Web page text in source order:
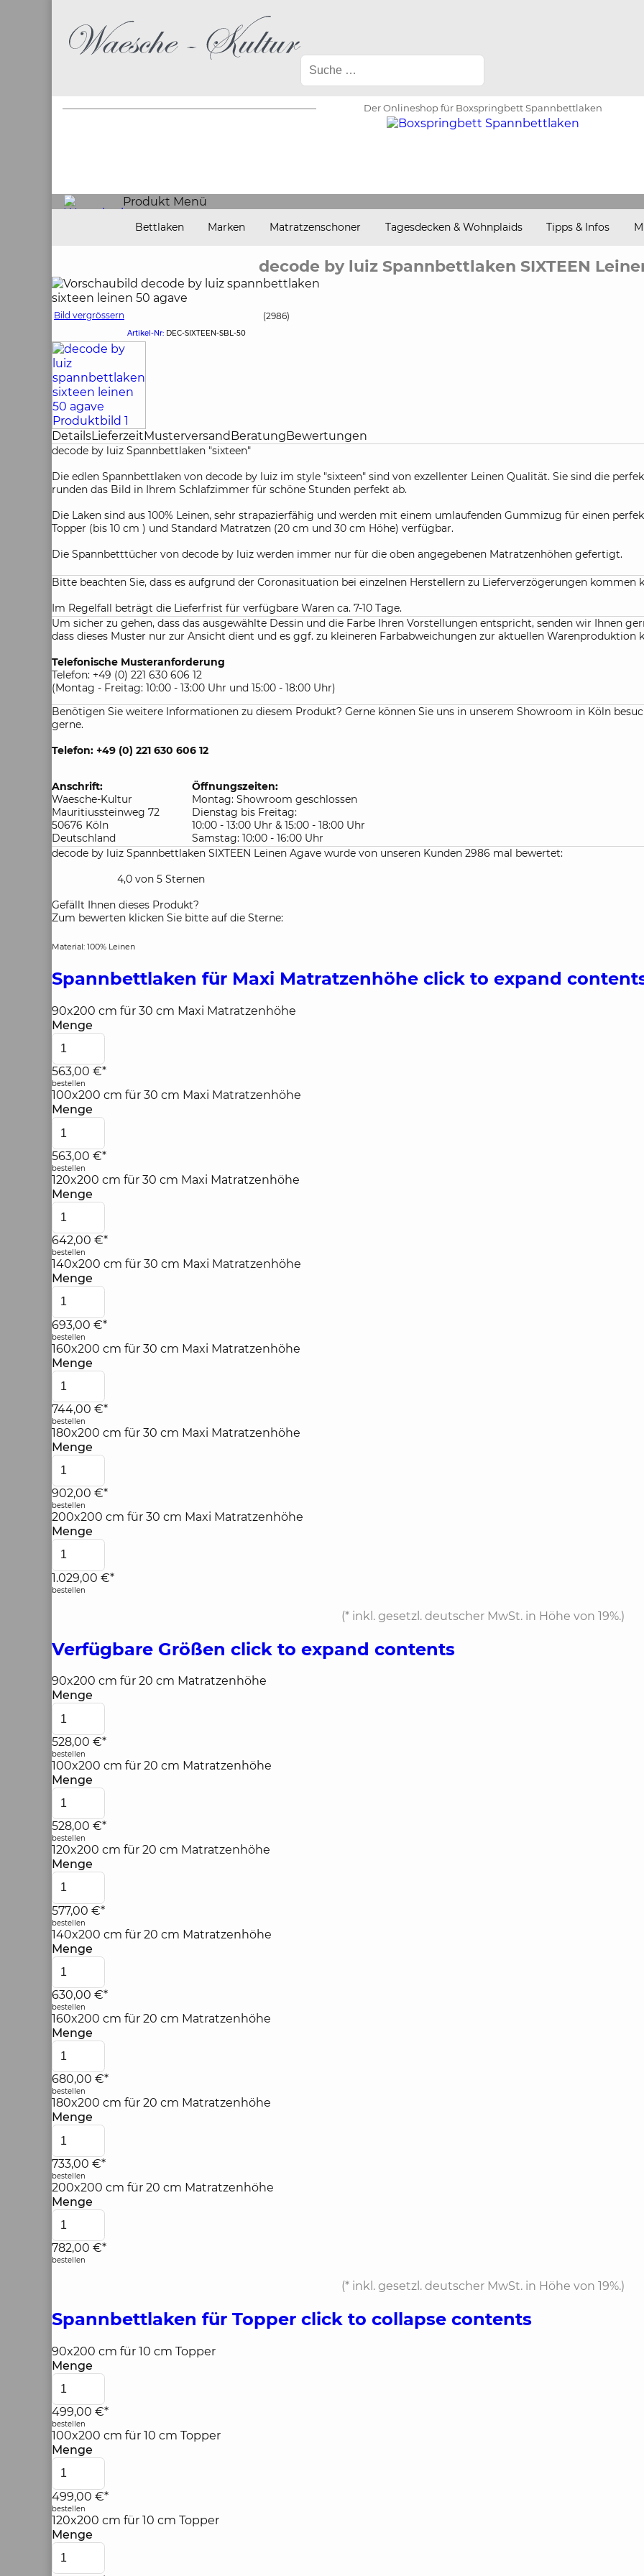
Der Onlineshop für Boxspringbett Spannbettlaken
Produkt Menü
Bettlaken Marken Matratzenschoner Tagesdecken & Wohnplaids Tipps & Infos
decode by luiz Spannbettlaken SIXTEEN
Bild vergrössern (2986)
Artikel-Nr: DEC-SIXTEEN-SBL-50
DetailsLieferzeit Musterversand Beratung Bewertungen
decode by luiz Spannbettlaken "sixteen"
Die edlen Spannbettlaken von decode by luiz im style "sixteen" sind von exzellenter Leinen Qualität. Sie sind die
runden das Bild in Ihrem Schlafzimmer für schöne Stunden perfekt ab.
Die Laken sind aus 100% Leinen, sehr strapazierfähig und werden mit einem umlaufenden Gummizug für einen
Topper (bis 10 cm ) und Standard Matratzen (20 cm und 30 cm Höhe) verfügbar.
Die Spannbetttücher von decode by luiz werden immer nur für die oben angegebenen Matratzenhöhen gefertigt.
Bitte beachten Sie, dass es aufgrund der Coronasituation bei einzelnen Herstellern zu Lieferverzögerungen kommen
Im Regelfall beträgt die Lieferfrist für verfügbare Waren ca. 7-10 Tage.
Um sicher zu gehen, dass das ausgewählte Dessin und die Farbe Ihren Vorstellungen entspricht, senden wir Ihnen
dass dieses Muster nur zur Ansicht dient und es ggf. zu kleineren Farbabweichungen zur aktuellen Warenproduktion
Telefonische Musteranforderung
Telefon: +49 (0) 221 630 606 12
(Montag - Freitag: 10:00 - 13:00 Uhr und 15:00 - 18:00 Uhr)
Benötigen Sie weitere Informationen zu diesem Produkt? Gerne können Sie uns in unserem Showroom in Köln
gerne.
Telefon: +49 (0) 221 630 606 12
Anschrift:
Waesche-Kultur
Mauritiussteinweg 72
50676 Köln
Deutschland
Öffnungszeiten:
Montag: Showroom geschlossen
Dienstag bis Freitag:
10:00 - 13:00 Uhr & 15:00 - 18:00 Uhr
Samstag: 10:00 - 16:00 Uhr
decode by luiz Spannbettlaken SIXTEEN Leinen Agave wurde von unseren Kunden 2986 mal bewertet:
4,0 von 5 Sternen
Gefällt Ihnen dieses Produkt?
Zum bewerten klicken Sie bitte auf die Sterne:
Material: 100% Leinen
Spannbettlaken für Maxi Matratzenhöhe click to expand
90x200 cm für 30 cm Maxi Matratzenhöhe
Menge
563,00 €*
bestellen
100x200 cm für 30 cm Maxi Matratzenhöhe
Menge
563,00 €*
bestellen
120x200 cm für 30 cm Maxi Matratzenhöhe
Menge
642,00 €*
bestellen
140x200 cm für 30 cm Maxi Matratzenhöhe
Menge
693,00 €*
bestellen
160x200 cm für 30 cm Maxi Matratzenhöhe
Menge
744,00 €*
bestellen
180x200 cm für 30 cm Maxi Matratzenhöhe
Menge
902,00 €*
bestellen
200x200 cm für 30 cm Maxi Matratzenhöhe
Menge
1.029,00 €*
bestellen
(* inkl. gesetzl. deutscher MwSt. in Höhe von 19%.)
Verfügbare Größen click to expand contents
90x200 cm für 20 cm Matratzenhöhe
Menge
528,00 €*
bestellen
100x200 cm für 20 cm Matratzenhöhe
Menge
528,00 €*
bestellen
120x200 cm für 20 cm Matratzenhöhe
Menge
577,00 €*
bestellen
140x200 cm für 20 cm Matratzenhöhe
Menge
630,00 €*
bestellen
160x200 cm für 20 cm Matratzenhöhe
Menge
680,00 €*
bestellen
180x200 cm für 20 cm Matratzenhöhe
Menge
733,00 €*
bestellen
200x200 cm für 20 cm Matratzenhöhe
Menge
782,00 €*
bestellen
(* inkl. gesetzl. deutscher MwSt. in Höhe von 19%.)
Spannbettlaken für Topper click to collapse contents
90x200 cm für 10 cm Topper
Menge
499,00 €*
bestellen
100x200 cm für 10 cm Topper
Menge
499,00 €*
bestellen
120x200 cm für 10 cm Topper
Menge